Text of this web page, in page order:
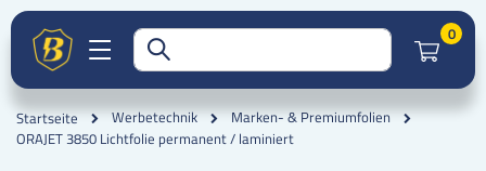
0
Startseite Werbetechnik
Marken- & Premiumfolien
ORAJET 3850 Lichtfolie permanent / laminiert